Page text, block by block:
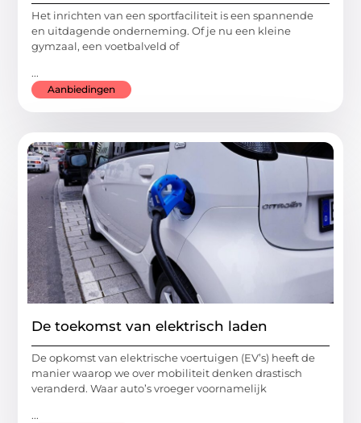
Het inrichten van een sportfaciliteit is een spannende
en uitdagende onderneming. Of je nu een kleine
gymzaal, een voetbalveld of
...
Aanbiedingen
De toekomst van elektrisch laden
De opkomst van elektrische voertuigen (EV’s) heeft de
manier waarop we over mobiliteit denken drastisch
veranderd. Waar auto’s vroeger voornamelijk
...